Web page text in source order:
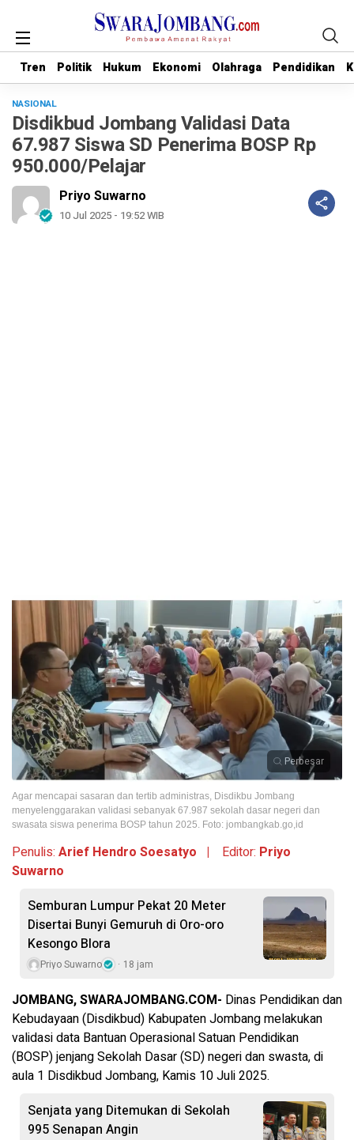
Tren Politik Hukum Ekonomi Olahraga Pendidikan
Tren Politik Hukum Ekonomi Olahraga Pendidikan
NASIONAL
Disdikbud Jombang Validasi Data
67.987 Siswa SD Penerima BOSP Rp
950.000/Pelajar
Priyo Suwarno
10 Jul 2025 - 19:52 WIB
Perbesar
Agar mencapai sasaran dan tertib administras, Disdikbu Jombang
menyelenggarakan validasi sebanyak 67.987 sekolah dasar negeri dan
swasata siswa penerima BOSP tahun 2025. Foto: jombangkab.go,id
Penulis: Arief Hendro Soesatyo | Editor: Priyo
Suwarno
Semburan Lumpur Pekat 20 Meter
Disertai Bunyi Gemuruh di Oro-oro
Kesongo Blora
Priyo Suwarno 18 jam
JOMBANG, SWARAJOMBANG.COM- Dinas Pendidikan dan
Kebudayaan (Disdikbud) Kabupaten Jombang melakukan
validasi data Bantuan Operasional Satuan Pendidikan
(BOSP) jenjang Sekolah Dasar (SD) negeri dan swasta, di
aula 1 Disdikbud Jombang, Kamis 10 Juli 2025.
Senjata yang Ditemukan di Sekolah
995 Senapan Angin